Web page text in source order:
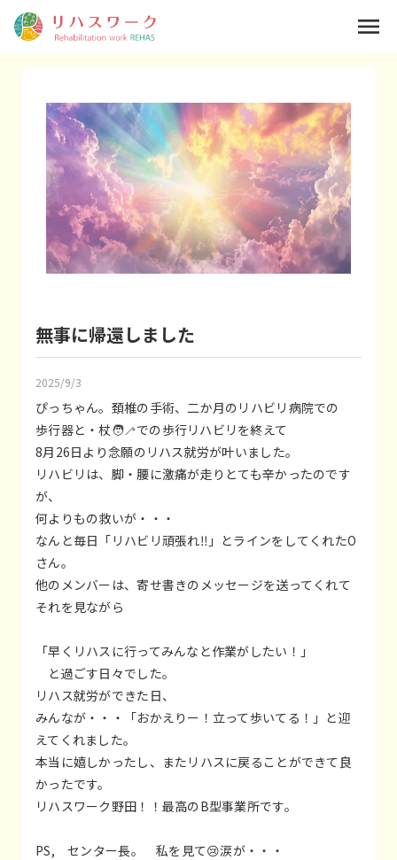
無事に帰還しました
2025/9/3
ぴっちゃん。頚椎の手術、二か月のリハビリ病院での
歩行器と・杖🧑‍🦯での歩行リハビリを終えて
8月26日より念願のリハス就労が叶いました。
リハビリは、脚・腰に激痛が走りとても辛かったのです
が、
何よりもの救いが・・・
なんと毎日「リハビリ頑張れ‼」とラインをしてくれたO
さん。
他のメンバーは、寄せ書きのメッセージを送ってくれて
それを見ながら
「早くリハスに行ってみんなと作業がしたい！」
と過ごす日々でした。
リハス就労ができた日、
みんなが・・・「おかえりー！立って歩いてる！」と迎
えてくれました。
本当に嬉しかったし、またリハスに戻ることができて良
かったです。
リハスワーク野田！！最高のB型事業所です。
PS, センター長。 私を見て😢涙が・・・
menu